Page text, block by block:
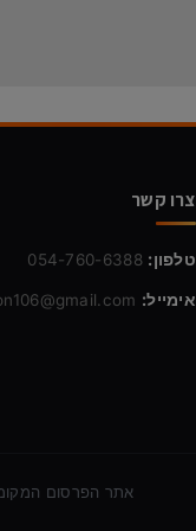
צרו קשר
טלפון: 054-760-6388
אימייל:
אתר הפרסום